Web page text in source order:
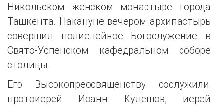
Никольском женском монастыре города
Ташкента. Накануне вечером архипастырь
совершил полиелейное Богослужение в
Свято-Успенском кафедральном соборе
столицы.
Его Высокопреосвященству сослужили:
протоиерей Иоанн Кулешов, иерей